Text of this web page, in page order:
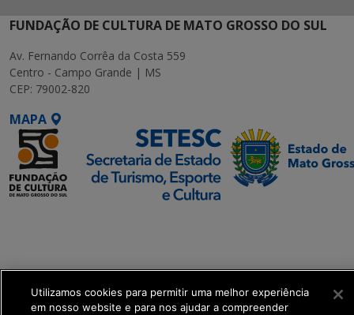
FUNDAÇÃO DE CULTURA DE MATO GROSSO DO SUL
Av. Fernando Corrêa da Costa 559
Centro - Campo Grande | MS
CEP: 79002-820
MAPA
get_footer();
Utilizamos cookies para permitir uma melhor experiência
em nosso website e para nos ajudar a compreender